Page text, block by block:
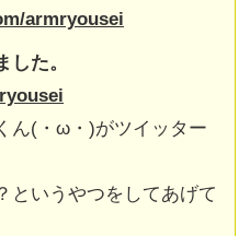
armryousei
した。
ん(・ω・)がツイッター
というやつをしてあげて